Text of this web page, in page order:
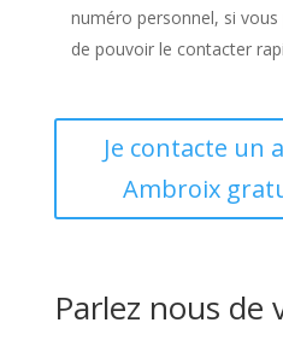
numéro personnel, si
de pouvoir le contacter
Je contacte un
Ambroix
Parlez nous